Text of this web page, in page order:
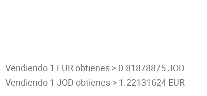
Vendiendo 1 EUR obtienes > 0.81878875 JOD
Vendiendo 1 JOD obtienes > 1.22131624 EUR